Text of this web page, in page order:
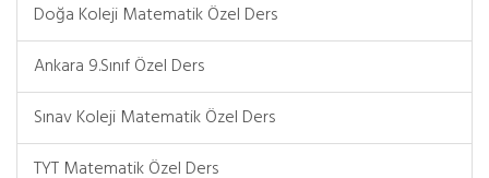
Doğa Koleji Matematik Özel Ders
Ankara 9.Sınıf Özel Ders
Sınav Koleji Matematik Özel Ders
TYT Matematik Özel Ders